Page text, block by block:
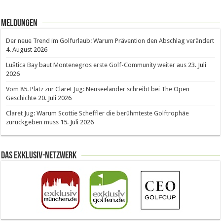
Meldungen
Der neue Trend im Golfurlaub: Warum Prävention den Abschlag verändert
4. August 2026
Luštica Bay baut Montenegros erste Golf-Community weiter aus 23. Juli
2026
Vom 85. Platz zur Claret Jug: Neuseeländer schreibt bei The Open
Geschichte 20. Juli 2026
Claret Jug: Warum Scottie Scheffler die berühmteste Golftrophäe
zurückgeben muss 15. Juli 2026
Das Exklusiv-Netzwerk